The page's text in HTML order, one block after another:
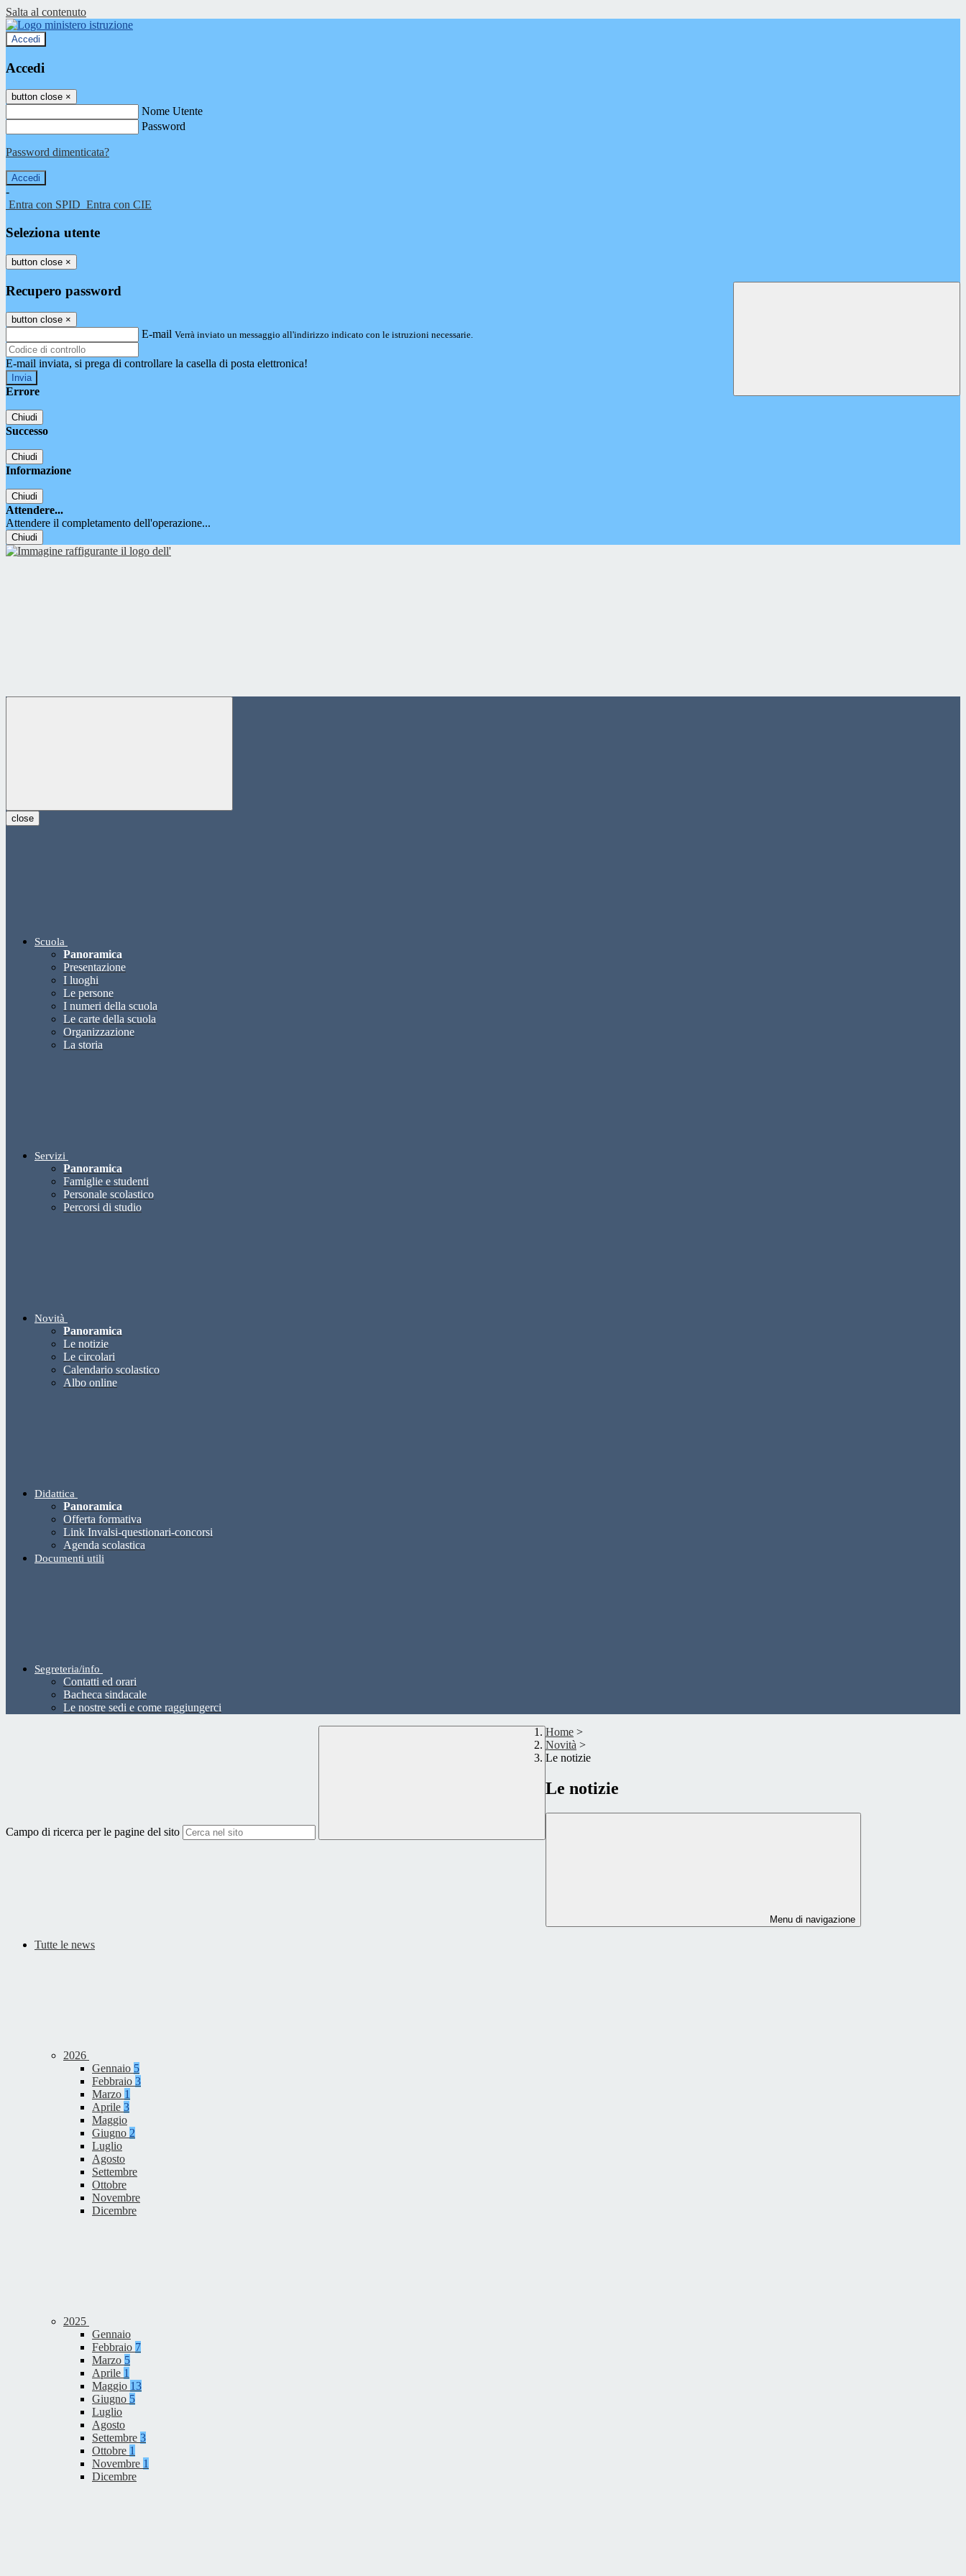
Salta al contenuto
Accedi
Accedi
button close ×
Nome Utente
Password
Password dimenticata?
-
Entra con SPID Entra con CIE
Seleziona utente
button close ×
Recupero password
button close ×
E-mail Verrà inviato un messaggio all'indirizzo indicato con le istruzioni necessarie.
E-mail inviata, si prega di controllare la casella di posta elettronica!
Errore
Chiudi
Successo
Chiudi
Informazione
Chiudi
Attendere...
Attendere il completamento dell'operazione...
Chiudi
close
Scuola
Panoramica
Presentazione
I luoghi
Le persone
I numeri della scuola
Le carte della scuola
Organizzazione
La storia
Servizi
Panoramica
Famiglie e studenti
Personale scolastico
Percorsi di studio
Novità
Panoramica
Le notizie
Le circolari
Calendario scolastico
Albo online
Didattica
Panoramica
Offerta formativa
Link Invalsi-questionari-concorsi
Agenda scolastica
Documenti utili
Segreteria/info
Contatti ed orari
Bacheca sindacale
Le nostre sedi e come raggiungerci
Campo di ricerca per le pagine del sito
Home >
Novità >
Le notizie
Le notizie
Menu di navigazione
Tutte le news
2026
Gennaio 5
Febbraio 3
Marzo 1
Aprile 3
Maggio
Giugno 2
Luglio
Agosto
Settembre
Ottobre
Novembre
Dicembre
2025
Gennaio
Febbraio 7
Marzo 5
Aprile 1
Maggio 13
Giugno 5
Luglio
Agosto
Settembre 3
Ottobre 1
Novembre 1
Dicembre